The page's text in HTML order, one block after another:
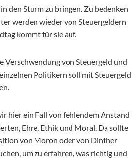
den Sturm zu bringen. Zu bedenken
werden wieder von Steuergeldern
kommt für sie auf.
Verschwendung von Steuergeld und
Politikern soll mit Steuergeld
hier ein Fall von fehlendem Anstand
Ehre, Ethik und Moral. Da sollte
von Moron oder von Dinther
um zu erfahren, was richtig und